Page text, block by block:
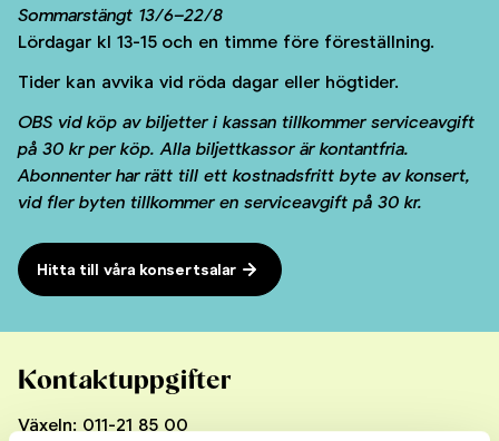
Sommarstängt 13/6–22/8
Lördagar kl 13-15 och en timme före föreställning.
Tider kan avvika vid röda dagar eller högtider.
OBS vid köp av biljetter i kassan tillkommer serviceavgift
på 30 kr per köp. Alla biljettkassor är kontantfria.
Abonnenter har rätt till ett kostnadsfritt byte av konsert,
vid fler byten tillkommer en serviceavgift på 30 kr.
Hitta till våra konsertsalar
Kontaktuppgifter
Växeln: 011-21 85 00